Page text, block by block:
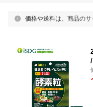
価格や送料は、商品のサ